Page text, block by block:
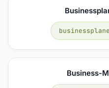
Business-